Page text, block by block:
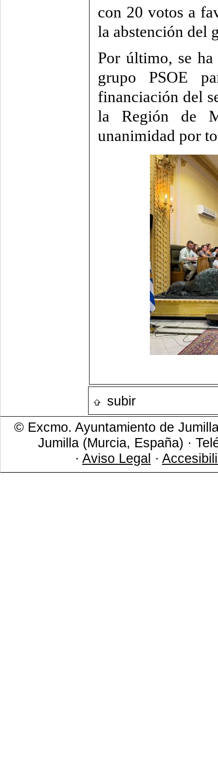
con 20 votos a
la abstención del
Por último, se
grupo PSOE
financiación del
la Región de
unanimidad por
subir
© Excmo. Ayuntamiento de
Jumilla (Murcia, España) ·
· Aviso Legal ·